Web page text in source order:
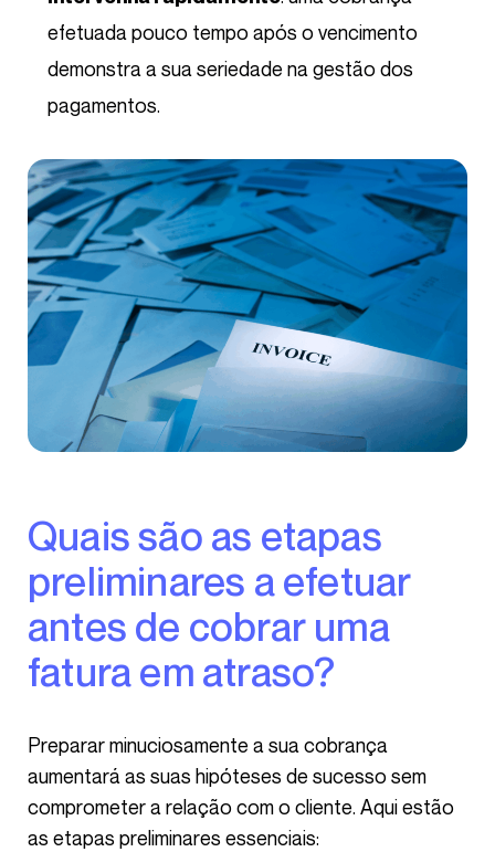
efetuada pouco tempo após o vencimento
demonstra a sua seriedade na gestão dos
pagamentos.
Quais são as etapas
preliminares a efetuar
antes de cobrar uma
fatura em atraso?
Preparar minuciosamente a sua cobrança
aumentará as suas hipóteses de sucesso sem
comprometer a relação com o cliente. Aqui estão
as etapas preliminares essenciais: